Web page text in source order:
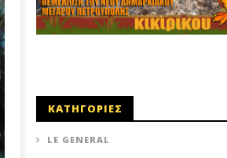
ΚΑΤΗΓΟΡΙΕΣ
LE GENERAL